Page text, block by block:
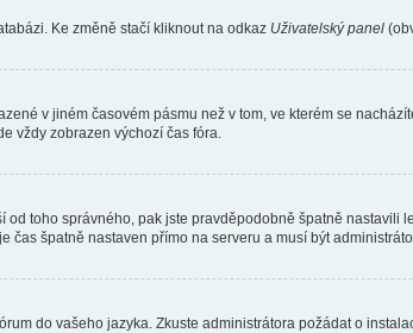
Ke změně stačí kliknout na odkaz Uživatelský panel
v jiném časovém pásmu než v tom, ve kterém se
vždy zobrazen výchozí čas fóra.
toho správného, pak jste pravděpodobně špatně
špatně nastaven přímo na serveru a musí být
do vašeho jazyka. Zkuste administrátora požádat o